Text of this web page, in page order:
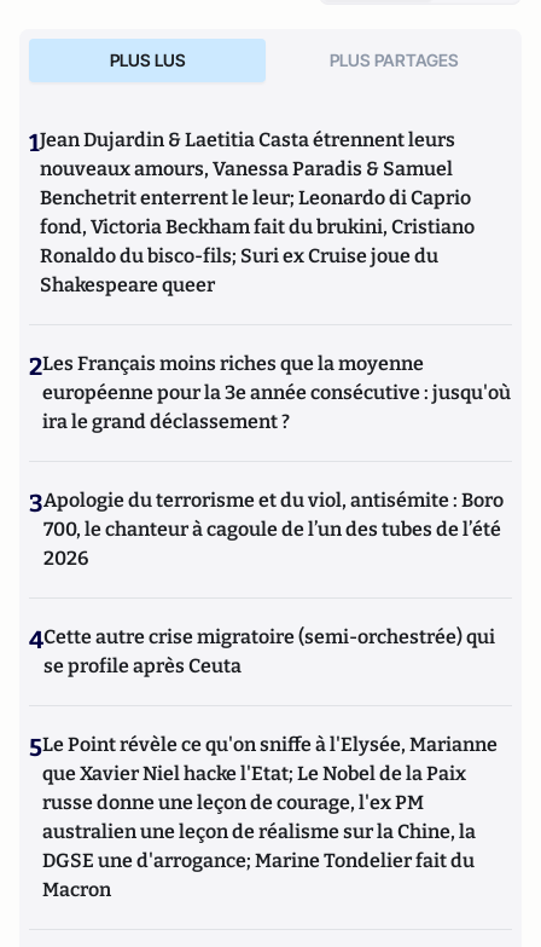
PLUS LUS PLUS PARTAGES
1Jean Dujardin & Laetitia Casta étrennent leurs
nouveaux amours, Vanessa Paradis & Samuel
Benchetrit enterrent le leur; Leonardo di Caprio
fond, Victoria Beckham fait du brukini, Cristiano
Ronaldo du bisco-fils; Suri ex Cruise joue du
Shakespeare queer
2Les Français moins riches que la moyenne
européenne pour la 3e année consécutive : jusqu'où
ira le grand déclassement ?
3Apologie du terrorisme et du viol, antisémite : Boro
700, le chanteur à cagoule de l’un des tubes de l’été
2026
4Cette autre crise migratoire (semi-orchestrée) qui
se profile après Ceuta
5Le Point révèle ce qu'on sniffe à l'Elysée, Marianne
que Xavier Niel hacke l'Etat; Le Nobel de la Paix
russe donne une leçon de courage, l'ex PM
australien une leçon de réalisme sur la Chine, la
DGSE une d'arrogance; Marine Tondelier fait du
Macron